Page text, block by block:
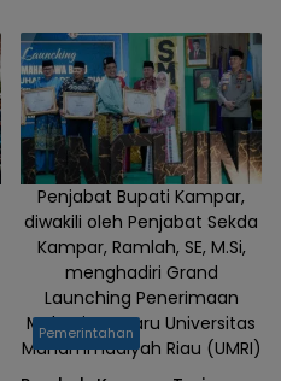
Penjabat Bupati Kampar,
diwakili oleh Penjabat Sekda
Kampar, Ramlah, SE, M.Si,
menghadiri Grand
Launching Penerimaan
Mahasiswa Baru Universitas
Muhammadiyah Riau (UMRI)
Pemerintahan